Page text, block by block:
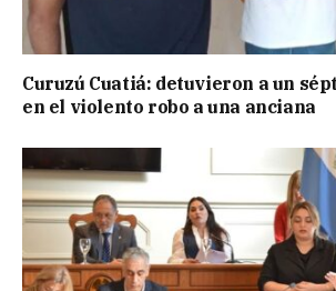
Curuzú Cuatiá: detuvieron a un
en el violento robo a una anciana